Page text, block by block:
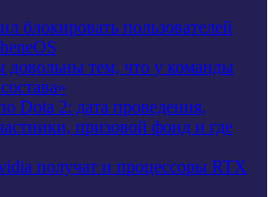
блокировать пользователей
тем, что у команды
Dota 2: дата проведения,
призовой фонд и где
получат и процессоры RTX